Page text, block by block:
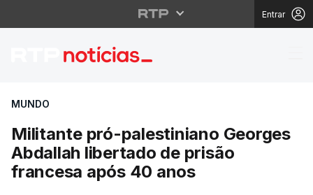
Entrar
Militante pró-
MUNDO
Militante pró-palestiniano Georges
Abdallah libertado de prisão
francesa após 40 anos